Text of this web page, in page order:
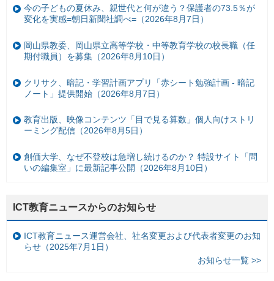
今の子どもの夏休み、親世代と何が違う？保護者の73.5％が
変化を実感=朝日新聞社調べ=（2026年8月7日）
岡山県教委、岡山県立高等学校・中等教育学校の校長職（任
期付職員）を募集（2026年8月10日）
クリサク、暗記・学習計画アプリ「赤シート勉強計画 - 暗記
ノート」提供開始（2026年8月7日）
教育出版、映像コンテンツ「目で見る算数」個人向けストリ
ーミング配信（2026年8月5日）
創価大学、なぜ不登校は急増し続けるのか？ 特設サイト「問
いの編集室」に最新記事公開（2026年8月10日）
ICT教育ニュースからのお知らせ
ICT教育ニュース運営会社、社名変更および代表者変更のお知
らせ（2025年7月1日）
お知らせ一覧 >>